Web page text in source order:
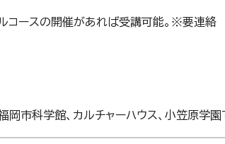
コースの開催があれば受講可能。※要連絡
岡市科学館、カルチャーハウス、小笠原学